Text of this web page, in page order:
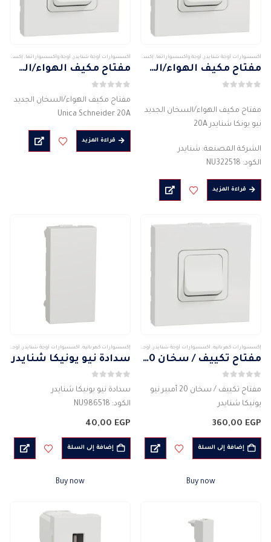
أكسسوارات أوجة شنايدر , أوجة وأكسسواراتها , إكسسوارات كهربائيه ,شنايدر
مفتاح مكيف الهواء/السخان الجديد نيو يونكا شنايدر 20A
مفتاح مكيف الهواء/السخان الجديد
نيو يونكا شنايدر 20A
الشركة المصنعة: شنايدر
الكود: NU322518
مفتاح التحكم في تكييف الهواء –
قراءة المزيد
أكسسوارات أوجة شنايدر , أوجة وأكسسواراتها , إكسسوارات كهربائيه
مفتاح مكيف الهواء/السخان الجديد Unica Schneider 20A
مفتاح مكيف الهواء/السخان الجديد
Unica Schneider 20A
الكود: NU322518قراءة المزيد
إكسسوارات كهربائيه, أكسسوارات أوجة شنايدر , أوجة وأكسسواراتها ,شنايدر
مفتاح تكييف / سخان 20 أمبير نيو يونيكا شنايدر
مفتاح تكييف / سخان 20 أمبير نيو
يونيكا شنايدر
الشركة المصنعة : شنايدر
اللون : الابيض
مفتاح التحكم التكييف – السخان
360,00 EGP
إضافة إلى السلة
Buy now
إكسسوارات كهربائيه, أكسسوارات أوجة شنايدر , أوجة وأكسسواراتها
سدادة نيو يونيكا شنايدر
سدادة نيو يونيكا شنايدر
الكود: NU986518
اللون : أبيض
9.5 مم
مناسب لتركيب الجدار – مناسب
40,00 EGP
إضافة إلى السلة
Buy now